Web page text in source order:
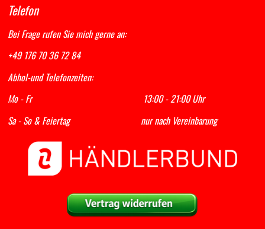
Telefon
Bei Frage rufen Sie mich gerne an:
+49 176 70 36 72 84
Abhol-und Telefonzeiten:
Mo - Fr 13:00 - 21:00 Uhr
Sa - So & Feiertag nur nach Vereinbarung